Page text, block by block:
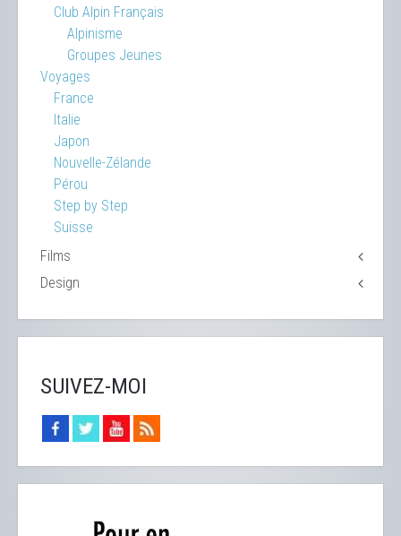
Club Alpin Français
Alpinisme
Groupes Jeunes
Voyages
France
Italie
Japon
Nouvelle-Zélande
Pérou
Step by Step
Suisse
Films
Design
SUIVEZ-MOI